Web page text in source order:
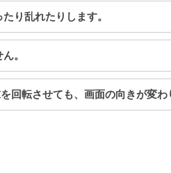
り乱れたりします。
。
回転させても、画面の向きが変わ